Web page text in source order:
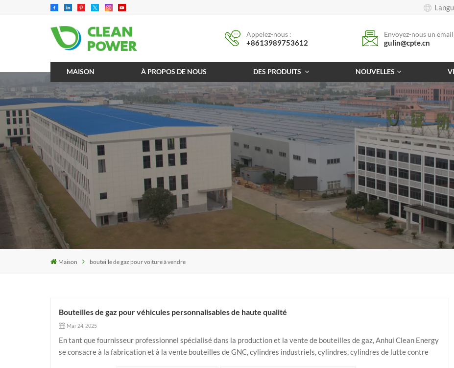
Appelez-nous :
+8613989753612
Envoyez-nous un
gulin@cpte.cn
MAISON À PROPOS DE NOUS DES PRODUITS NOUVELLES
Maison bouteille de gaz pour voiture à vendre
Bouteilles de gaz pour véhicules personnalisables de haute qualité
Mar 24, 2025
En tant que fournisseur professionnel spécialisé dans la production et la vente de bouteilles de gaz, Anhui Clean Energy
se consacre à la fabrication et à la vente bouteilles de GNC, cylindres industriels, cylindres, cylindres de lutte contre